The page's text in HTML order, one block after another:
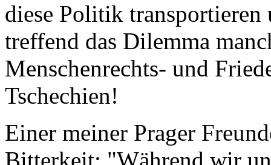
diese Politik
treffend das Dilemma
Menschenrechts- und
Tschechien!
Einer meiner Prager